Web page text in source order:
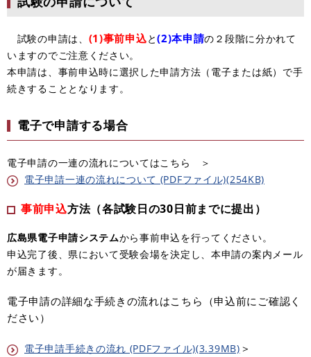
試験の申請は、 (1)事前申込と(2)本申請の２段階に分かれて
いますのでご注意ください。
本申請は、事前申込時に選択した申請方法（電子または紙）で手
続きすることとなります。
電子で申請する場合
電子申請の一連の流れについてはこちら ＞
電子申請一連の流れについて (PDFファイル)(254KB)
事前申込方法（各試験日の30日前までに提出）
広島県電子申請システムから事前申込を行ってください。
申込完了後、県において受験会場を決定し、本申請の案内メール
が届きます。
電子申請の詳細な手続きの流れはこちら（申込前にご確認く
ださい）
電子申請手続きの流れ (PDFファイル)(3.39MB) ＞